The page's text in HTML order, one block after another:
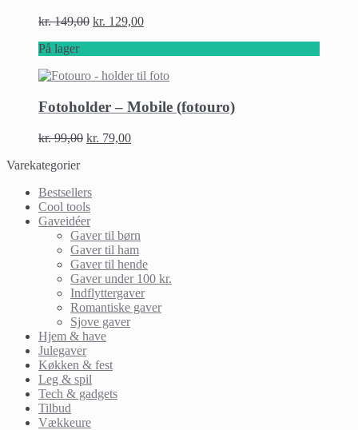
kr.149,00 kr. 129,00
På lager
Fotoholder – Mobile (fotouro)
kr.99,00 kr. 79,00
Varekategorier
Bestsellers
Cool tools
Gaveidéer
Gaver til børn
Gaver til ham
Gaver til hende
Gaver under 100 kr.
Indflyttergaver
Romantiske gaver
Sjove gaver
Hjem & have
Julegaver
Køkken & fest
Leg & spil
Tech & gadgets
Tilbud
Vækkeure